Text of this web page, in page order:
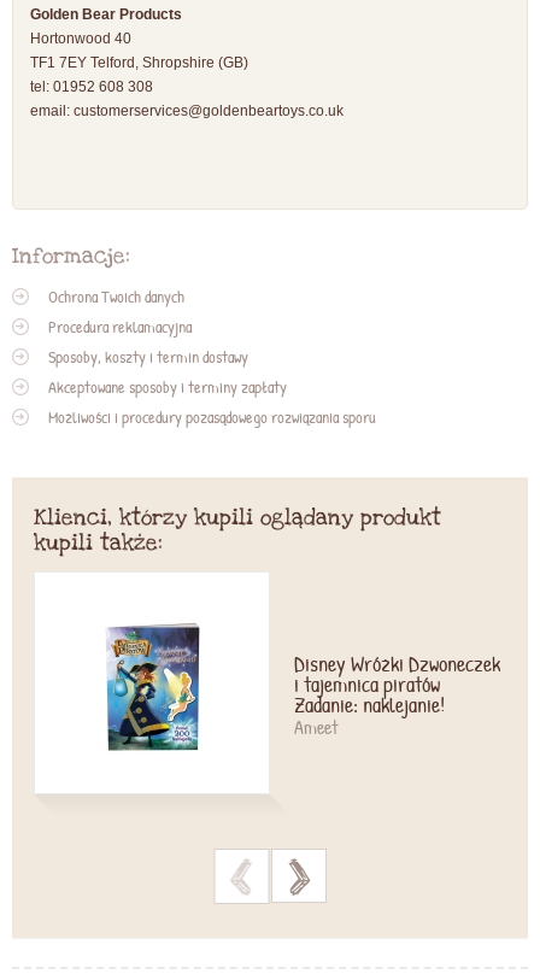
Golden Bear Products
Hortonwood 40
TF1 7EY Telford, Shropshire (GB)
tel: 01952 608 308
email: customerservices@goldenbeartoys.co.uk
Informacje:
Ochrona Twoich danych
Procedura reklamacyjna
Sposoby, koszty i termin dostawy
Akceptowane sposoby i terminy zapłaty
Możliwości i procedury pozasądowego rozwiązania sporu
Klienci, którzy kupili oglądany produkt
kupili także:
Disney Wróżki Dzwoneczek
i tajemnica piratów
Zadanie: naklejanie!
Ameet
> >